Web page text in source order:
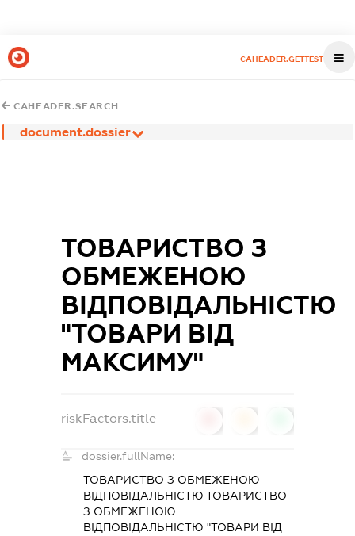
CAHEADER.GETTEST
CAHEADER.SEARCH
document.dossier
ТОВАРИСТВО З
ОБМЕЖЕНОЮ
ВІДПОВІДАЛЬНІСТЮ
"ТОВАРИ ВІД
МАКСИМУ"
riskFactors.title
dossier.fullName:
ТОВАРИСТВО З ОБМЕЖЕНОЮ
ВІДПОВІДАЛЬНІСТЮ ТОВАРИСТВО
З ОБМЕЖЕНОЮ
ВІДПОВІДАЛЬНІСТЮ "ТОВАРИ ВІД